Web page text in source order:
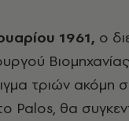
1961, ο
τριών
Palos, θα